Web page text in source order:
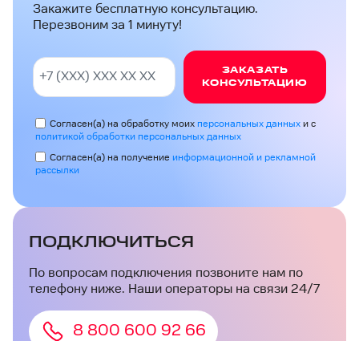
Закажите бесплатную консультацию.
Перезвоним за 1 минуту!
ЗАКАЗАТЬ
КОНСУЛЬТАЦИЮ
Согласен(а) на обработку моих персональных данных и с
политикой обработки персональных данных
Согласен(а) на получение информационной и рекламной
рассылки
ПОДКЛЮЧИТЬСЯ
По вопросам подключения позвоните нам по
телефону ниже. Наши операторы на связи 24/7
8 800 600 92 66